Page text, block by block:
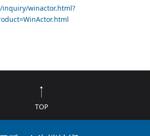
winactor.html?
TOP